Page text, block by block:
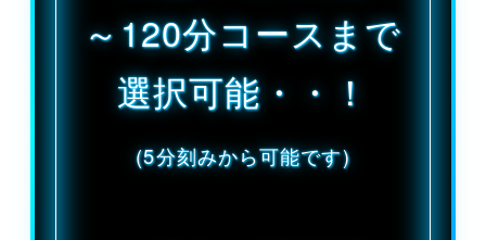
～120分コースまで
選択可能・・！
(5分刻みから可能です)